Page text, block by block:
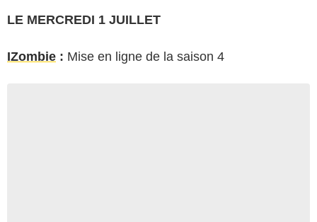
LE MERCREDI 1 JUILLET
IZombie : Mise en ligne de la saison 4